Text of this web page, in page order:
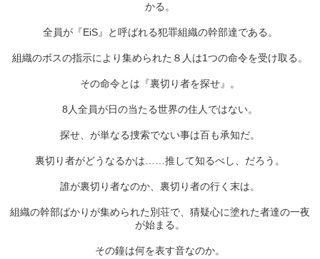
かる。
全員が『EiS』と呼ばれる犯罪組織の幹部達である。
組織のボスの指示により集められた８人は1つの命令を受け取る。
その命令とは『裏切り者を探せ』。
8人全員が日の当たる世界の住人ではない。
探せ、が単なる捜索でない事は百も承知だ。
裏切り者がどうなるかは……推して知るべし、だろう。
誰が裏切り者なのか、裏切り者の行く末は。
組織の幹部ばかりが集められた別荘で、猜疑心に塗れた者達の一夜
が始まる。
その鐘は何を表す音なのか。